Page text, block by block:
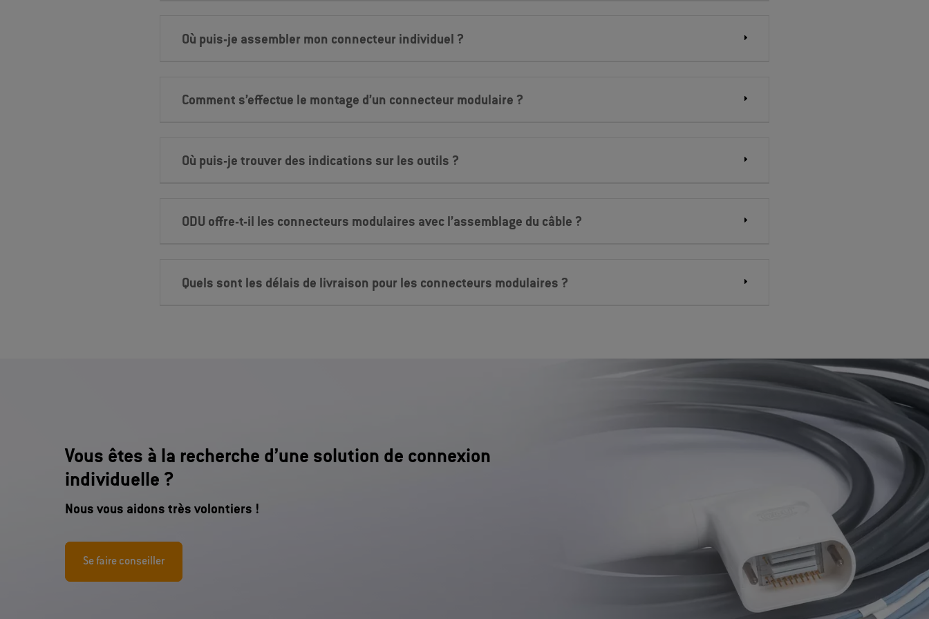
Où puis-je assembler mon connecteur individuel ?
Comment s’effectue le montage d’un connecteur modulaire ?
Où puis-je trouver des indications sur les outils ?
ODU offre-t-il les connecteurs modulaires avec l’assemblage du câble ?
Quels sont les délais de livraison pour les connecteurs modulaires ?
Vous êtes à la recherche d’une solution de connexion
individuelle ?
Nous vous aidons très volontiers !
Se faire conseiller